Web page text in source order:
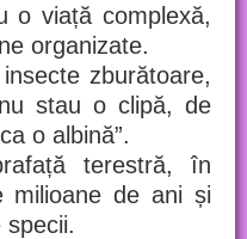
o viață complexă,
organizate.
zburătoare,
stau o clipă, de
o albină”.
terestră, în
milioane de ani și